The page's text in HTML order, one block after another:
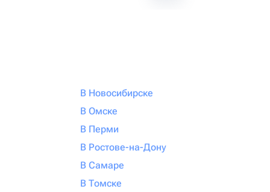
В Новосибирске
В Омске
В Перми
В Ростове-на-Дону
В Самаре
В Томске